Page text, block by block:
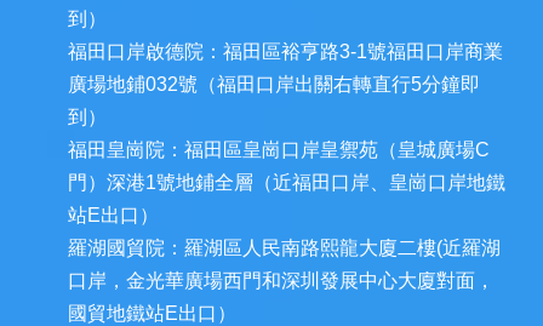
到）
福田口岸啟德院：福田區裕亨路3-1號福田口岸商業
廣場地鋪032號（福田口岸出關右轉直行5分鐘即
到）
福田皇崗院：福田區皇崗口岸皇禦苑（皇城廣場C
門）深港1號地鋪全層（近福田口岸、皇崗口岸地鐵
站E出口）
羅湖國貿院：羅湖區人民南路熙龍大廈二樓(近羅湖
口岸，金光華廣場西門和深圳發展中心大廈對面，
國貿地鐵站E出口）